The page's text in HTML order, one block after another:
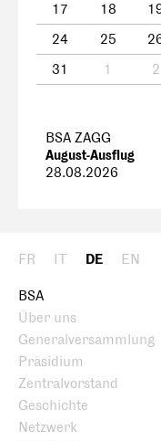
17
18
24
25
31
1 2
BSA ZAGG
August-Ausflug
28.08.2026
FR IT DE EN
BSA
Über uns
Generalversammlung
Präsidium
Zentralvorstand
Geschichte
Netzwerk